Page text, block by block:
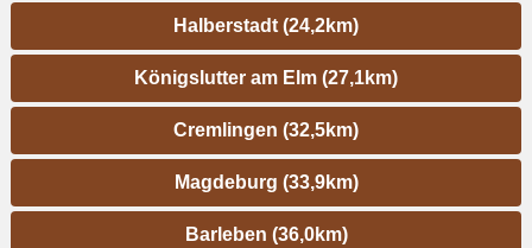
Halberstadt (24,2km)
Königslutter am Elm (27,1km)
Cremlingen (32,5km)
Magdeburg (33,9km)
Barleben (36,0km)